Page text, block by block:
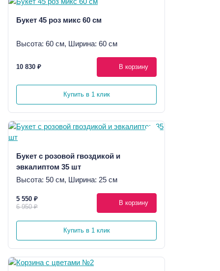
Букет 45 роз микс 60 см
Высота: 60 см, Ширина: 60 см
10 830 ₽ В корзину
Купить в 1 клик
Букет с розовой гвоздикой и
эвкалиптом 35 шт
Высота: 50 см, Ширина: 25 см
5 550 ₽
6 950 ₽
В корзину
Купить в 1 клик